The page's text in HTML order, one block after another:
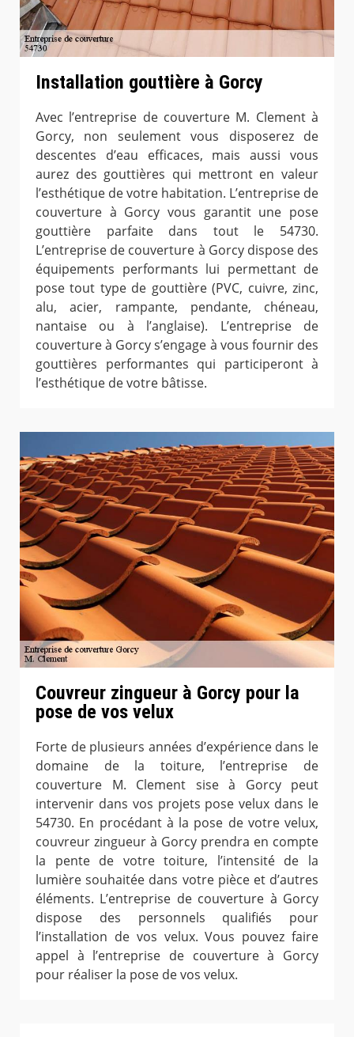
Installation gouttière à Gorcy
Avec l’entreprise de couverture M. Clement à
Gorcy, non seulement vous disposerez de
descentes d’eau efficaces, mais aussi vous
aurez des gouttières qui mettront en valeur
l’esthétique de votre habitation. L’entreprise de
couverture à Gorcy vous garantit une pose
gouttière parfaite dans tout le 54730.
L’entreprise de couverture à Gorcy dispose des
équipements performants lui permettant de
pose tout type de gouttière (PVC, cuivre, zinc,
alu, acier, rampante, pendante, chéneau,
nantaise ou à l’anglaise). L’entreprise de
couverture à Gorcy s’engage à vous fournir des
gouttières performantes qui participeront à
l’esthétique de votre bâtisse.
Couvreur zingueur à Gorcy pour la
pose de vos velux
Forte de plusieurs années d’expérience dans le
domaine de la toiture, l’entreprise de
couverture M. Clement sise à Gorcy peut
intervenir dans vos projets pose velux dans le
54730. En procédant à la pose de votre velux,
couvreur zingueur à Gorcy prendra en compte
la pente de votre toiture, l’intensité de la
lumière souhaitée dans votre pièce et d’autres
éléments. L’entreprise de couverture à Gorcy
dispose des personnels qualifiés pour
l’installation de vos velux. Vous pouvez faire
appel à l’entreprise de couverture à Gorcy
pour réaliser la pose de vos velux.